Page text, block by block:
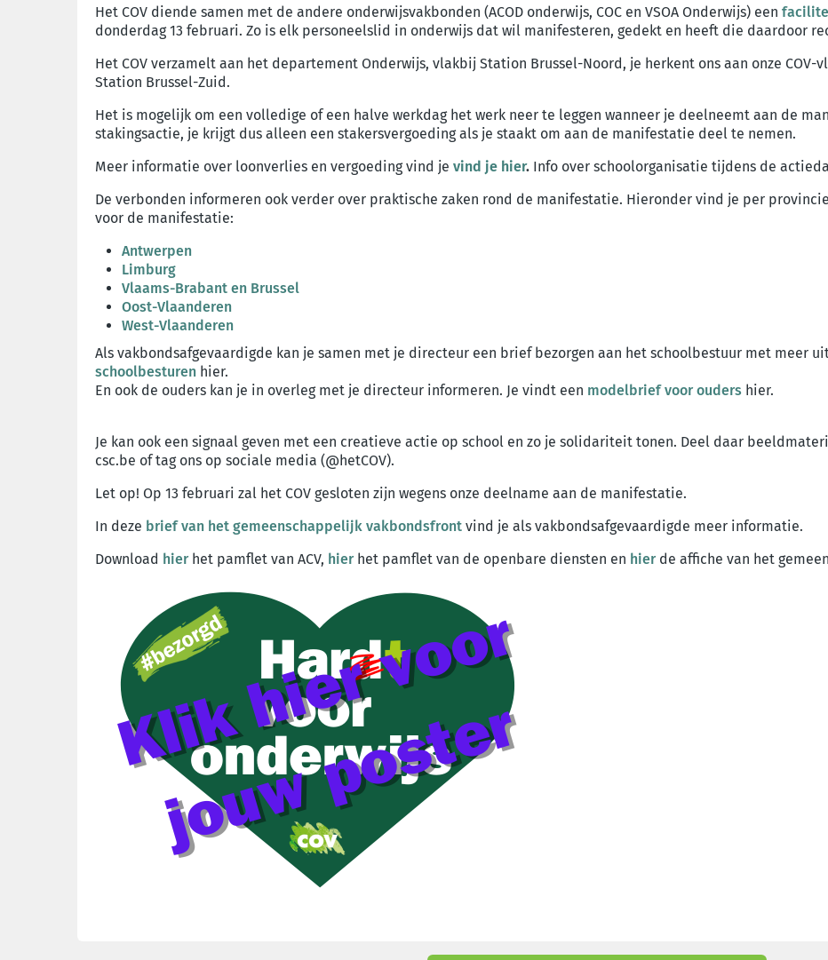
Het COV diende samen met de andere onderwijsvakbonden (ACOD onderwijs, COC en VSOA Onderwijs) een
donderdag 13 februari. Zo is elk personeelslid in onderwijs dat wil manifesteren, gedekt en heeft die daardoor
Het COV verzamelt aan het departement Onderwijs, vlakbij Station Brussel-Noord, je herkent ons aan onze
Station Brussel-Zuid.
Het is mogelijk om een volledige of een halve werkdag het werk neer te leggen wanneer je deelneemt aan de
stakingsactie, je krijgt dus alleen een stakersvergoeding als je staakt om aan de manifestatie deel te nemen.
Meer informatie over loonverlies en vergoedingvind je vind je hier. Info over schoolorganisatie tijdens de
De verbonden informeren ook verder over praktische zaken rond de manifestatie. Hieronder vind je per
voor de manifestatie:
Antwerpen
Limburg
Vlaams-Brabant en Brussel
Oost-Vlaanderen
West-Vlaanderen
Als vakbondsafgevaardigde kan je samen met je directeur een brief bezorgen aan het schoolbestuur met meer
schoolbesturen hier.
En ook de ouders kan je in overleg met je directeur informeren. Je vindt een modelbrief voor ouders hier.
Je kan ook een signaal geven met een creatieve actie op school en zo je solidariteit tonen. Deel daar
csc.be of tag ons op sociale media (@hetCOV).
Let op! Op 13 februari zal het COV gesloten zijn wegens onze deelname aan de manifestatie.
In deze brief van het gemeenschappelijk vakbondsfront vind je als vakbondsafgevaardigde meer informatie.
Download hier het pamflet van ACV, hierhet pamflet van de openbare diensten en hierde affiche van het